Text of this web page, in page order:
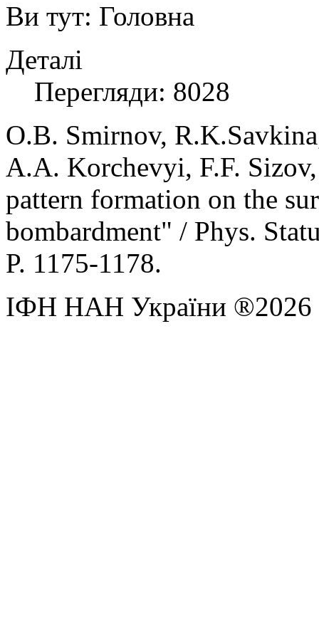
Ви тут: Головна
Деталі
Перегляди: 8028
O.B. Smirnov,
A.A. Korchevyi, F.F.
pattern formation on the
bombardment" / Phys.
P. 1175-1178.
ІФН НАН України ®2026